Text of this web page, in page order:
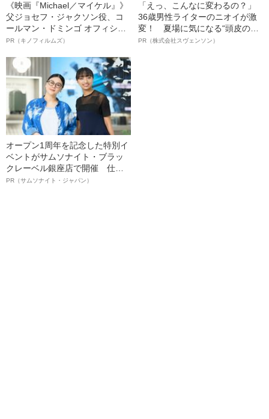
《映画『Michael／マイケル』》
父ジョセフ・ジャクソン役、コ
ールマン・ドミンゴ オフィシャ
ルインタビュー“観客を魅了した
語る”《日本興収70億円突破》
PR（キノフィルムズ）
「えっ、こんなに変わるの？」
36歳男性ライターのニオイが激
変！ 夏場に気になる“頭皮のニ
オイ”や“ベタつき”を解消す
PR（株式会社スヴェンソン）
オープン1周年を記念した特別イ
ベントがサムソナイト・ブラッ
クレーベル銀座店で開催 仕事
も人生も自分らしく～笑顔あふ
PR（サムソナイト・ジャパン）